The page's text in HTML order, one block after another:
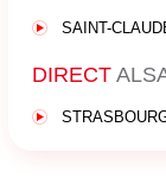
SAINT-
DIRECT